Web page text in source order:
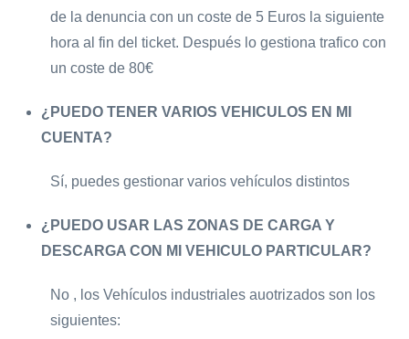
de la denuncia con un coste de 5 Euros la siguiente
hora al fin del ticket. Después lo gestiona trafico con
un coste de 80€
¿PUEDO TENER VARIOS VEHICULOS EN MI
CUENTA?
Sí, puedes gestionar varios vehículos distintos
¿PUEDO USAR LAS ZONAS DE CARGA Y
DESCARGA CON MI VEHICULO PARTICULAR?
No , los Vehículos industriales auotrizados son los
siguientes: